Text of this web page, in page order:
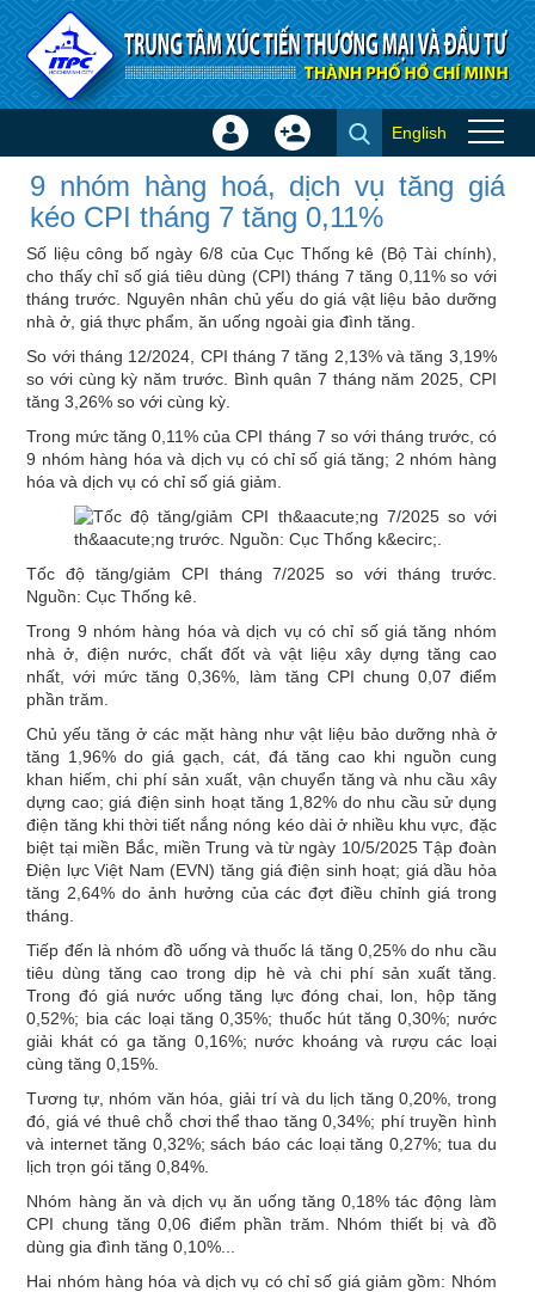
Truy cập nội dung luôn
9 nhóm hàng hoá, dịch vụ tăng
giá kéo CPI tháng 7 tăng 0,11%
- Tin trong nước
Đăng
Tạo
khoản
English
×
9 nhóm hàng hoá, dịch vụ tăng giá
kéo CPI tháng 7 tăng 0,11%
Số liệu công bố ngày 6/8 của Cục Thống kê (Bộ Tài chính),
cho thấy chỉ số giá tiêu dùng (CPI) tháng 7 tăng 0,11% so với
tháng trước. Nguyên nhân chủ yếu do giá vật liệu bảo dưỡng
nhà ở, giá thực phẩm, ăn uống ngoài gia đình tăng.
So với tháng 12/2024, CPI tháng 7 tăng 2,13% và tăng 3,19%
so với cùng kỳ năm trước. Bình quân 7 tháng năm 2025, CPI
tăng 3,26% so với cùng kỳ.
Trong mức tăng 0,11% của CPI tháng 7 so với tháng trước, có
9 nhóm hàng hóa và dịch vụ có chỉ số giá tăng; 2 nhóm hàng
hóa và dịch vụ có chỉ số giá giảm.
Tốc độ tăng/giảm CPI tháng 7/2025 so với tháng trước.
Nguồn: Cục Thống kê.
Trong 9 nhóm hàng hóa và dịch vụ có chỉ số giá tăng nhóm
nhà ở, điện nước, chất đốt và vật liệu xây dựng tăng cao
nhất, với mức tăng 0,36%, làm tăng CPI chung 0,07 điểm
phần trăm.
Chủ yếu tăng ở các mặt hàng như vật liệu bảo dưỡng nhà ở
tăng 1,96% do giá gạch, cát, đá tăng cao khi nguồn cung
khan hiếm, chi phí sản xuất, vận chuyển tăng và nhu cầu xây
dựng cao; giá điện sinh hoạt tăng 1,82% do nhu cầu sử dụng
điện tăng khi thời tiết nắng nóng kéo dài ở nhiều khu vực, đặc
biệt tại miền Bắc, miền Trung và từ ngày 10/5/2025 Tập đoàn
Điện lực Việt Nam (EVN) tăng giá điện sinh hoạt; giá dầu hỏa
tăng 2,64% do ảnh hưởng của các đợt điều chỉnh giá trong
tháng.
Tiếp đến là nhóm đồ uống và thuốc lá tăng 0,25% do nhu cầu
tiêu dùng tăng cao trong dịp hè và chi phí sản xuất tăng.
Trong đó giá nước uống tăng lực đóng chai, lon, hộp tăng
0,52%; bia các loại tăng 0,35%; thuốc hút tăng 0,30%; nước
giải khát có ga tăng 0,16%; nước khoáng và rượu các loại
cùng tăng 0,15%.
Tương tự, nhóm văn hóa, giải trí và du lịch tăng 0,20%, trong
đó, giá vé thuê chỗ chơi thể thao tăng 0,34%; phí truyền hình
và internet tăng 0,32%; sách báo các loại tăng 0,27%; tua du
lịch trọn gói tăng 0,84%.
Nhóm hàng ăn và dịch vụ ăn uống tăng 0,18% tác động làm
CPI chung tăng 0,06 điểm phần trăm. Nhóm thiết bị và đồ
dùng gia đình tăng 0,10%...
Hai nhóm hàng hóa và dịch vụ có chỉ số giá giảm gồm: Nhóm